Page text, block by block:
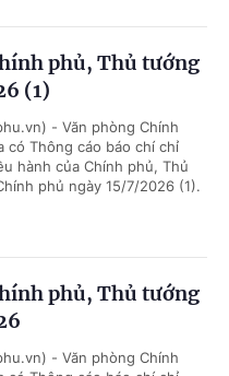
phủ, Thủ tướng
(1)
- Văn phòng Chính
có Thông cáo báo chí chỉ
hành của Chính phủ, Thủ
phủ ngày 15/7/2026 (1).
phủ, Thủ tướng
- Văn phòng Chính